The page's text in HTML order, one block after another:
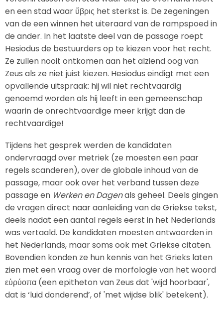
en een stad waar ὕβρις het sterkst is. De zegeningen
van de een winnen het uiteraard van de rampspoed in
de ander. In het laatste deel van de passage roept
Hesiodus de bestuurders op te kiezen voor het recht.
Ze zullen nooit ontkomen aan het alziend oog van
Zeus als ze niet juist kiezen. Hesiodus eindigt met een
opvallende uitspraak: hij wil niet rechtvaardig
genoemd worden als hij leeft in een gemeenschap
waarin de onrechtvaardige meer krijgt dan de
rechtvaardige!
Tijdens het gesprek werden de kandidaten
ondervraagd over metriek (ze moesten een paar
regels scanderen), over de globale inhoud van de
passage, maar ook over het verband tussen deze
passage en Werken en Dagenals geheel. Deels gingen
de vragen direct naar aanleiding van de Griekse tekst,
deels nadat een aantal regels eerst in het Nederlands
was vertaald. De kandidaten moesten antwoorden in
het Nederlands, maar soms ook met Griekse citaten.
Bovendien konden ze hun kennis van het Grieks laten
zien met een vraag over de morfologie van het woord
εὐρύοπα (een epitheton van Zeus dat 'wijd hoorbaar',
dat is ‘luid donderend’, of 'met wijdse blik' betekent).